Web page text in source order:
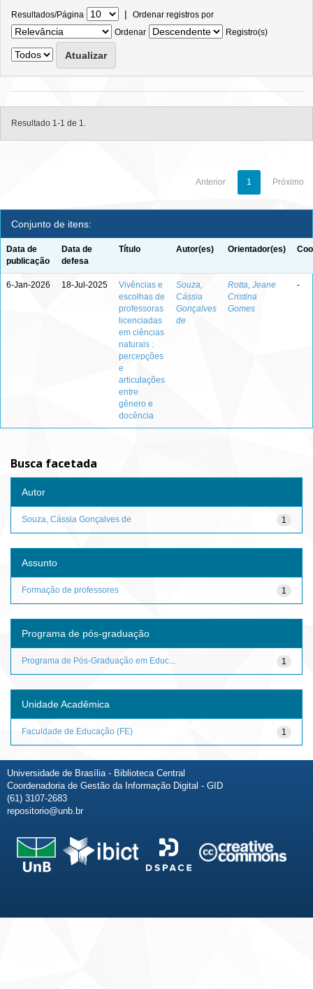
Resultados/Página | Ordenar registros por
Ordenar
Registro(s)
Resultado 1-1 de 1.
Anterior 1 Próximo
Conjunto de itens:
Data de
publicação
Data de
defesa
Título Autor(es) Orientador(es)
6-Jan-2026 18-Jul-2025
Vivências e
escolhas de
professoras
licenciadas
em ciências
naturais :
percepções
e
articulações
entre
gênero e
docência
Souza,
Cássia
Gonçalves
de
Rotta, Jeane
Cristina
Gomes
-
Busca facetada
Autor
1
Souza, Cássia Gonçalves de
Assunto
1
Formação de professores
Programa de pós-graduação
1
Programa de Pós-Graduação em Educ...
Unidade Acadêmica
1
Faculdade de Educação (FE)
Universidade de Brasília - Biblioteca Central
Coordenadoria de Gestão da Informação Digital - GID
(61) 3107-2683
repositorio@unb.br